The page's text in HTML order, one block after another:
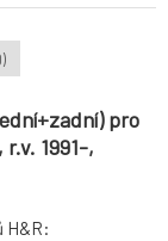
pro
1991-,
H&R: